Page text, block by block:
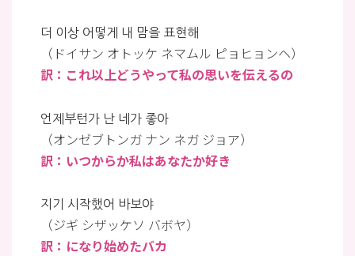
더 이상 어떻게 내 맘을 표현해
（ドイサン オトッケ ネマムル ピョヒョンヘ）
訳：これ以上どうやって私の思いを伝えるの
언제부턴가 난 네가 좋아
（オンゼブトンガ ナン ネガ ジョア）
訳：いつからか私はあなたか好き
지기 시작했어 바보야
（ジギ シザッケソ バボヤ）
訳：になり始めたバカ